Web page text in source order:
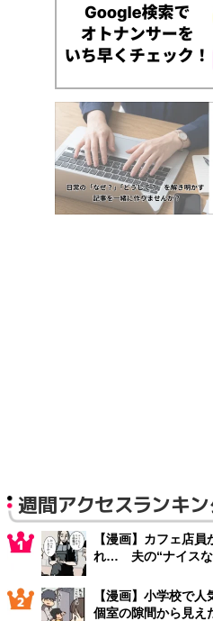
週間アクセスランキ
【漫画】カフェ店
れ… 夫の“ナイスな
【漫画】小学校で
個室の隙間から見え